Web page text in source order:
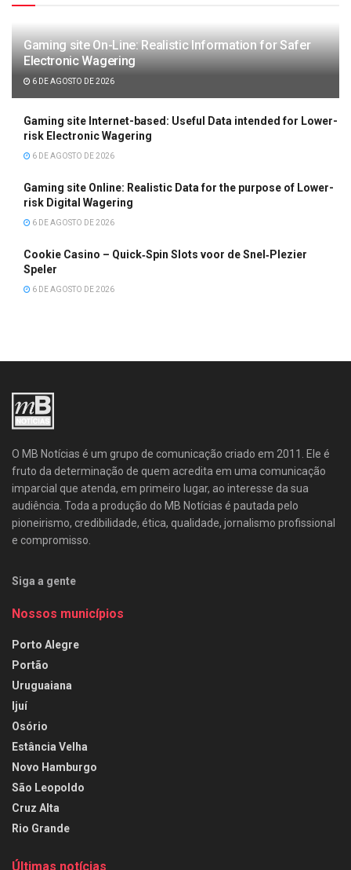
Gaming site On-Line: Realistic Information for Safer
Electronic Wagering
6 DE AGOSTO DE 2026
Gaming site Internet-based: Useful Data intended for Lower-
risk Electronic Wagering
6 DE AGOSTO DE 2026
Gaming site Online: Realistic Data for the purpose of Lower-
risk Digital Wagering
6 DE AGOSTO DE 2026
Cookie Casino – Quick‑Spin Slots voor de Snel‑Plezier
Speler
6 DE AGOSTO DE 2026
O MB Notícias é um grupo de comunicação criado em 2011. Ele é
fruto da determinação de quem acredita em uma comunicação
imparcial que atenda, em primeiro lugar, ao interesse da sua
audiência. Toda a produção do MB Notícias é pautada pelo
pioneirismo, credibilidade, ética, qualidade, jornalismo profissional
e compromisso.
Siga a gente
Nossos municípios
Porto Alegre
Portão
Uruguaiana
Ijuí
Osório
Estância Velha
Novo Hamburgo
São Leopoldo
Cruz Alta
Rio Grande
Últimas notícias